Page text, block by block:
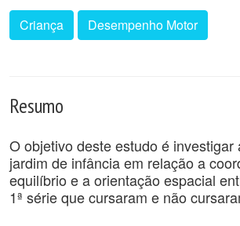
Criança Desempenho Motor
Resumo
O objetivo deste estudo é investigar
jardim de infância em relação a
equilíbrio e a orientação espacial
1ª série que cursaram e não